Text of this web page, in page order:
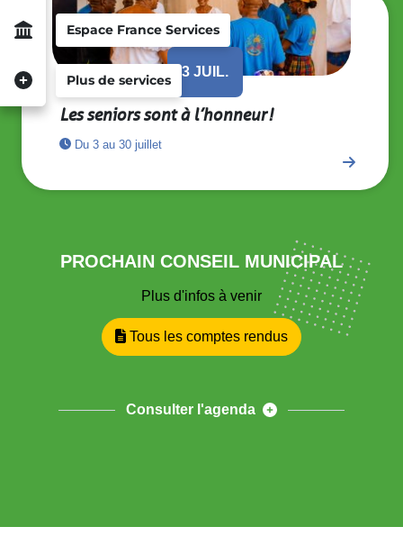
Espace France Services
Plus de services
3 JUIL.
Les seniors sont à l’honneur !
Du 3 au 30 juillet
PROCHAIN CONSEIL MUNICIPAL
Plus d'infos à venir
Tous les comptes rendus
Consulter l'agenda